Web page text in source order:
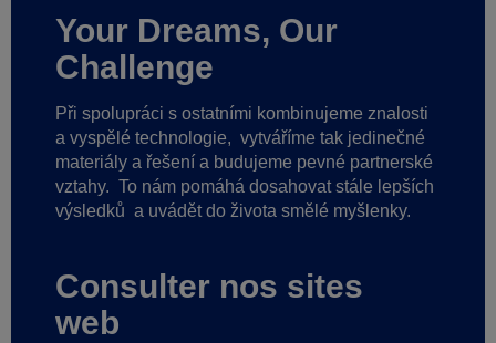
Your Dreams, Our
Challenge
Při spolupráci s ostatními kombinujeme znalosti
a vyspělé technologie, vytváříme tak jedinečné
materiály a řešení a budujeme pevné partnerské
vztahy. To nám pomáhá dosahovat stále lepších
výsledků a uvádět do života smělé myšlenky.
Consulter nos sites
web